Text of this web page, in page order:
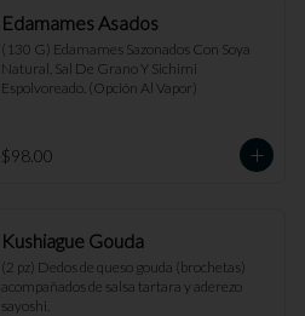
Edamames Asados
(130 G) Edamames Sazonados Con Soya
Natural, Sal De Grano Y Sichimi
Espolvoreado. (Opción Al Vapor)
$98.00
Kushiague Gouda
(2 pz) Dedos de queso gouda (brochetas)
acompañados de salsa tartara y aderezo
sayoshi.